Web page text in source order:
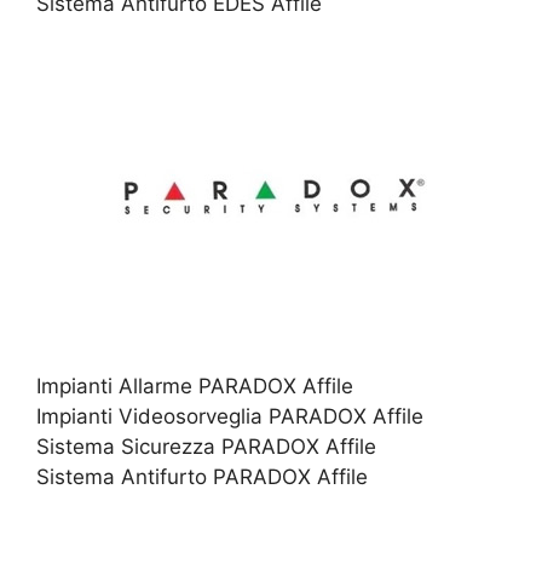
Impianti Allarme PARADOX Affile
Impianti Videosorveglia PARADOX Affile
Sistema Sicurezza PARADOX Affile
Sistema Antifurto PARADOX Affile